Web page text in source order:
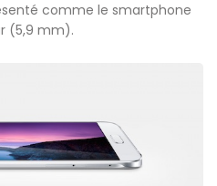
comme le smartphone
(5,9 mm).